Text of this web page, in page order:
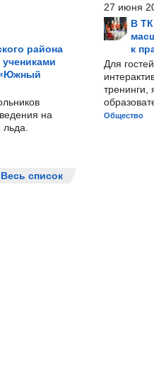
района
«Южный
на
Весь список
27 июня
В
к
Для
тренинги,
Общество